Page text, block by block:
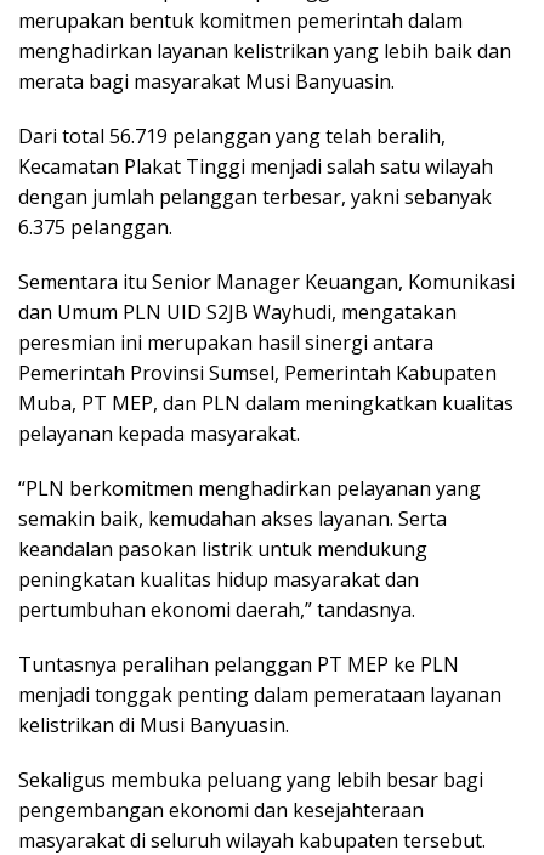
merupakan bentuk komitmen pemerintah dalam
menghadirkan layanan kelistrikan yang lebih baik dan
merata bagi masyarakat Musi Banyuasin.
Dari total 56.719 pelanggan yang telah beralih,
Kecamatan Plakat Tinggi menjadi salah satu wilayah
dengan jumlah pelanggan terbesar, yakni sebanyak
6.375 pelanggan.
Sementara itu Senior Manager Keuangan, Komunikasi
dan Umum PLN UID S2JB Wayhudi, mengatakan
peresmian ini merupakan hasil sinergi antara
Pemerintah Provinsi Sumsel, Pemerintah Kabupaten
Muba, PT MEP, dan PLN dalam meningkatkan kualitas
pelayanan kepada masyarakat.
“PLN berkomitmen menghadirkan pelayanan yang
semakin baik, kemudahan akses layanan. Serta
keandalan pasokan listrik untuk mendukung
peningkatan kualitas hidup masyarakat dan
pertumbuhan ekonomi daerah,” tandasnya.
Tuntasnya peralihan pelanggan PT MEP ke PLN
menjadi tonggak penting dalam pemerataan layanan
kelistrikan di Musi Banyuasin.
Sekaligus membuka peluang yang lebih besar bagi
pengembangan ekonomi dan kesejahteraan
masyarakat di seluruh wilayah kabupaten tersebut.